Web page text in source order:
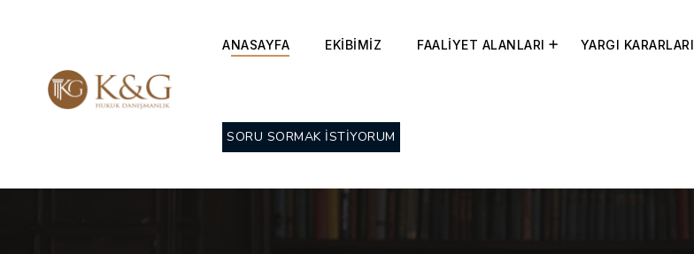
ANASAYFA EKİBİMİZ FAALİYET ALANLARI YARGI KARARLARI
SORU SORMAK İSTİYORUM